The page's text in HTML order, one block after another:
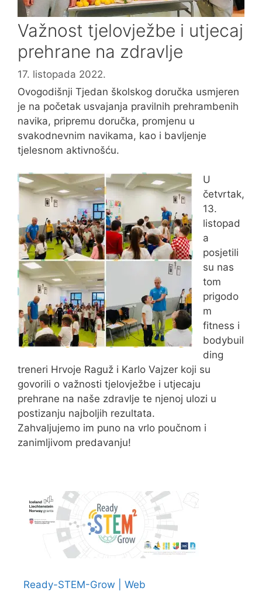
Važnost tjelovježbe i utjecaj
prehrane na zdravlje
17. listopada 2022.
Ovogodišnji Tjedan školskog doručka usmjeren
je na početak usvajanja pravilnih prehrambenih
navika, pripremu doručka, promjenu u
svakodnevnim navikama, kao i bavljenje
tjelesnom aktivnošću.
U
četvrtak,
13.
listopad
a
posjetili
su nas
tom
prigodo
m
fitness i
bodybuil
ding
treneri Hrvoje Raguž i Karlo Vajzer koji su
govorili o važnosti tjelovježbe i utjecaju
prehrane na naše zdravlje te njenoj ulozi u
postizanju najboljih rezultata.
Zahvaljujemo im puno na vrlo poučnom i
zanimljivom predavanju!
Ready-STEM-Grow | Web